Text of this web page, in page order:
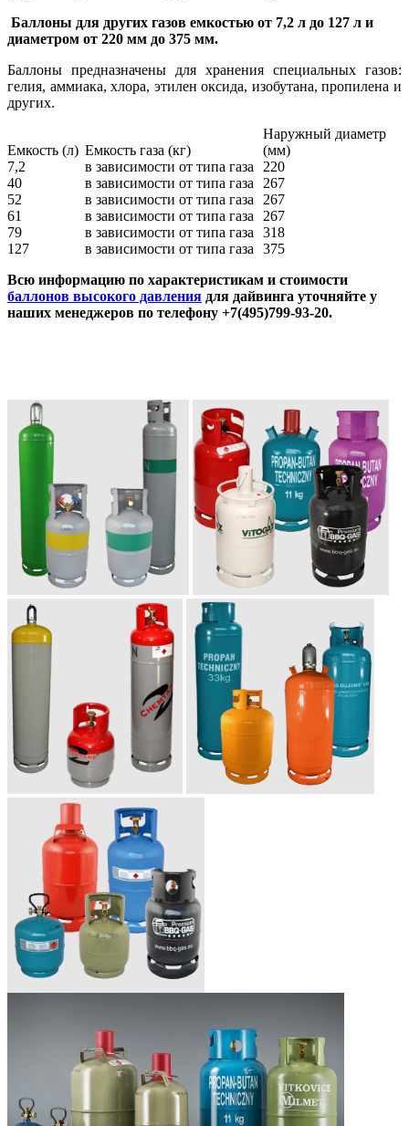
Баллоны для других газов емкостью от 7,2 л до 127 л и
диаметром от 220 мм до 375 мм.
Баллоны предназначены для хранения специальных газов:
гелия, аммиака, хлора, этилен оксида, изобутана, пропилена и
других.
Емкость (л) Емкость газа (кг)
Наружный диаметр
(мм)
7,2
в зависимости от типа газа
220
40
в зависимости от типа газа
267
52
в зависимости от типа газа
267
61
в зависимости от типа газа
267
79
в зависимости от типа газа
318
127
в зависимости от типа газа
375
Всю информацию по характеристикам и стоимости
баллонов высокого давления для дайвинга уточняйте у
наших менеджеров по телефону +7(495)799-93-20.